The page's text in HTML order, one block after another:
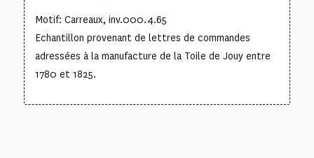
Motif: Carreaux, inv.000.4.65
Echantillon provenant de lettres de commandes
adressées à la manufacture de la Toile de Jouy entre
1780 et 1825.